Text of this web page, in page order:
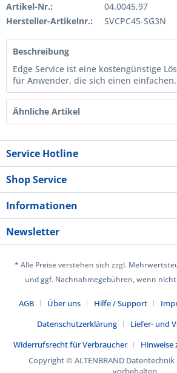
Artikel-Nr.:
04.0045.97
Hersteller-Artikelnr.:
SVCPC45-SG3N
Beschreibung
Edge Service ist eine kostengünstige
für Anwender, die sich einen
Ähnliche Artikel
Service Hotline
Shop Service
Informationen
Newsletter
* Alle Preise verstehen sich zzgl.
und ggf. Nachnahmegebühren, wenn
AGB Über uns Hilfe / Support
Datenschutzerklärung
Liefer- und
Widerrufsrecht für Verbraucher
Hinweise
Copyright © ALTENBRAND Datentechnik